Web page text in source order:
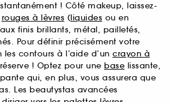
! Côté makeup, laissez-
rouges à lèvres (liquides ou en
aux finis brillants, métal, pailletés,
Pour définir précisément votre
les contours à l’aide d’un crayon à
! Optez pour une base lissante,
qui, en plus, vous assurera que
Les beautystas avancées